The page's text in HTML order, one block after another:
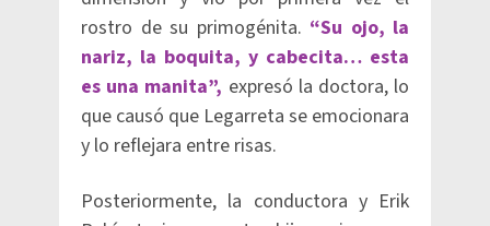
rostro de su primogénita. “Su ojo, la
nariz, la boquita, y cabecita… esta
es una manita”, expresó la doctora, lo
que causó que Legarreta se emocionara
y lo reflejara entre risas.
Posteriormente, la conductora y Erik